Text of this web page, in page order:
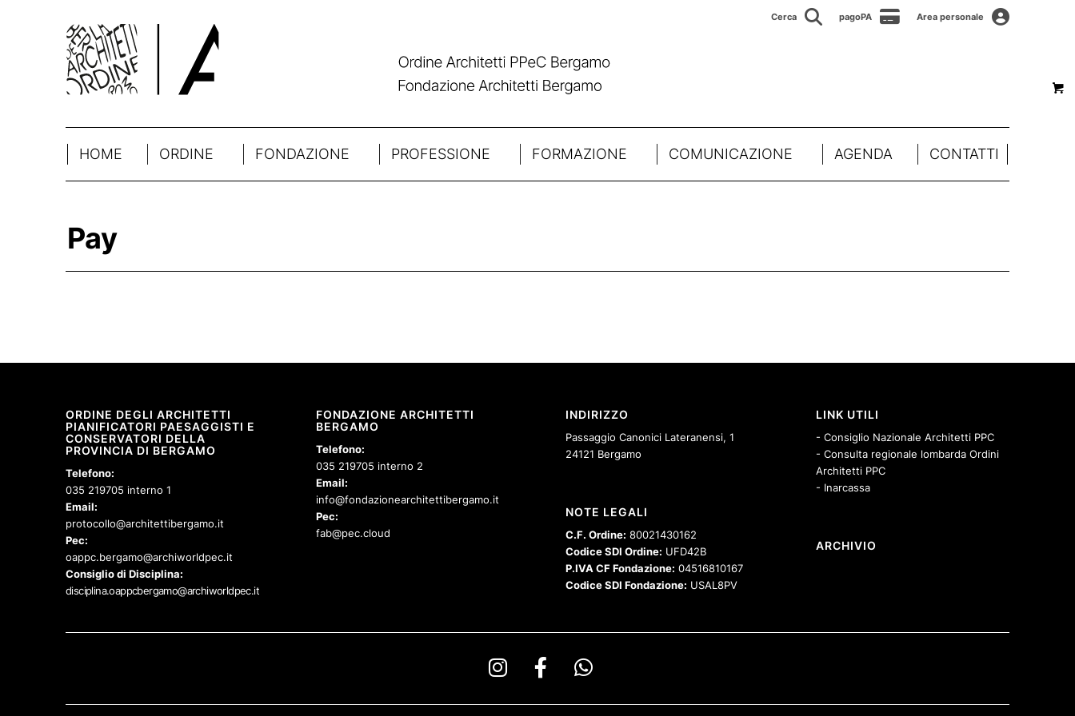
Cerca pagoPA Area personale
HOME ORDINE FONDAZIONE PROFESSIONE FORMAZIONE COMUNICAZIONE AGENDA CONTATTI
Pay
ORDINE DEGLI ARCHITETTI
PIANIFICATORI PAESAGGISTI E
CONSERVATORI DELLA
PROVINCIA DI BERGAMO
Telefono:
035 219705 interno 1
Email:
protocollo@architettibergamo.it
Pec:
oappc.bergamo@archiworldpec.it
Consiglio di Disciplina:
disciplina.oappcbergamo@archiworldpec.it
FONDAZIONE ARCHITETTI
BERGAMO
Telefono:
035 219705 interno 2
Email:
info@fondazionearchitettibergamo.it
Pec:
fab@pec.cloud
INDIRIZZO
Passaggio Canonici Lateranensi, 1
24121 Bergamo
NOTE LEGALI
C.F. Ordine: 80021430162
Codice SDI Ordine: UFD42B
P.IVA CF Fondazione: 04516810167
Codice SDI Fondazione: USAL8PV
LINK UTILI
- Consiglio Nazionale Architetti PPC
- Consulta regionale lombarda Ordini
Architetti PPC
- Inarcassa
ARCHIVIO